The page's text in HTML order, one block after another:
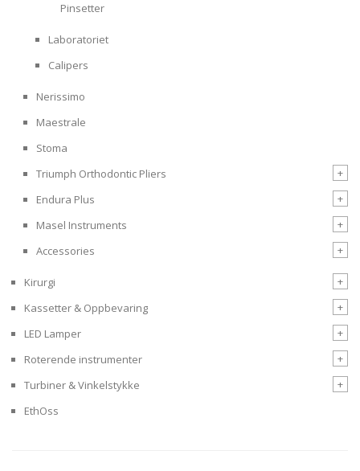
Pinsetter
Laboratoriet
Calipers
Nerissimo
Maestrale
Stoma
Triumph Orthodontic Pliers
+
Endura Plus
+
Masel Instruments
+
Accessories
+
Kirurgi
+
Kassetter & Oppbevaring
+
LED Lamper
+
Roterende instrumenter
+
Turbiner & Vinkelstykke
+
EthOss